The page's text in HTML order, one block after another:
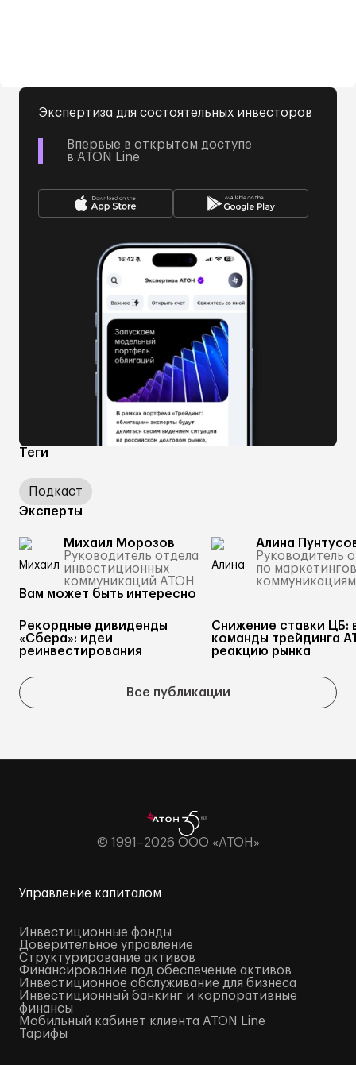
Теги
Подкаст
Эксперты
Михаил Морозов
Руководитель отдела
инвестиционных
коммуникаций АТОН
Алина
Руководитель
по
коммуникациям
Экспертиза для состоятельных инвесторов
Впервые в открытом доступе
в ATON Line
Вам может быть интересно
Рекордные дивиденды
«Сбера»: идеи
реинвестирования
Снижение ставки ЦБ:
команды трейдинга
реакцию рынка
Все публикации
© 1991–2026 ООО «АТОН»
Управление капиталом
Инвестиционные фонды
Доверительное управление
Структурирование активов
Финансирование под обеспечение активов
Инвестиционное обслуживание для бизнеса
Инвестиционный банкинг и корпоративные
финансы
Мобильный кабинет клиента ATON Line
Тарифы